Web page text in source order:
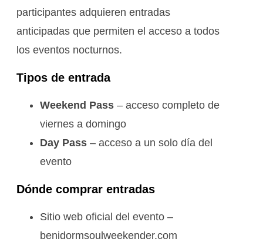
participantes adquieren entradas
anticipadas que permiten el acceso a todos
los eventos nocturnos.
Tipos de entrada
Weekend Pass – acceso completo de
viernes a domingo
Day Pass – acceso a un solo día del
evento
Dónde comprar entradas
Sitio web oficial del evento –
benidormsoulweekender.com